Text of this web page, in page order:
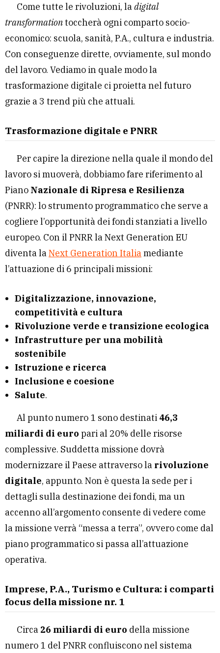
Come tutte le rivoluzioni, ladigital
transformationtoccherà ogni comparto socio-
economico: scuola, sanità, P.A., cultura e industria.
Con conseguenze dirette, ovviamente, sul mondo
del lavoro. Vediamo in quale modo la
trasformazione digitale ci proietta nel futuro
grazie a 3 trend più che attuali.
Trasformazione digitale e PNRR
Per capire la direzione nella quale il mondo del
lavoro si muoverà, dobbiamo fare riferimento al
Piano Nazionale di Ripresa e Resilienza
(PNRR): lo strumento programmatico che serve a
cogliere l’opportunità dei fondi stanziati a livello
europeo. Con il PNRR la Next Generation EU
diventa laNext Generation Italiamediante
l’attuazione di 6 principali missioni:
Digitalizzazione, innovazione,
competitività e cultura
Rivoluzione verde e transizione ecologica
Infrastrutture per una mobilità
sostenibile
Istruzione e ricerca
Inclusione e coesione
Salute.
Al punto numero 1 sono destinati 46,3
miliardi di euro pari al 20% delle risorse
complessive. Suddetta missione dovrà
modernizzare il Paese attraverso la rivoluzione
digitale, appunto. Non è questa la sede per i
dettagli sulla destinazione dei fondi, ma un
accenno all’argomento consente di vedere come
la missione verrà “messa a terra”, ovvero come dal
piano programmatico si passa all’attuazione
operativa.
Imprese, P.A., Turismo e Cultura: i comparti
focus della missione nr. 1
Circa 26 miliardi di euro della missione
numero 1 del PNRR confluiscono nel sistema